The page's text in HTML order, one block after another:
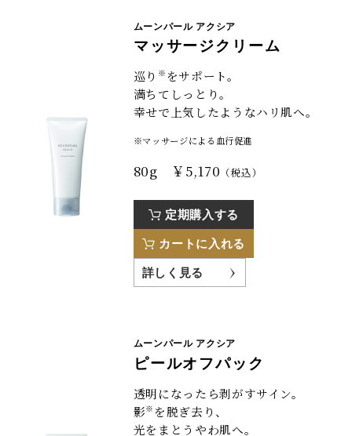
ムーンパール アクシア
マッサージクリーム
巡り ※ をサポート。
満ちてしっとり。
幸せで上気したようなハリ肌へ。
※マッサージによる血行促進
80g ￥5,170 （税込）
定期購入する
カートに入れる
詳しく見る
ムーンパール アクシア
ピールオフパック
透明になったら剥がすサイン。
影※ を脱ぎ去り、
光をまとうやわ肌へ。